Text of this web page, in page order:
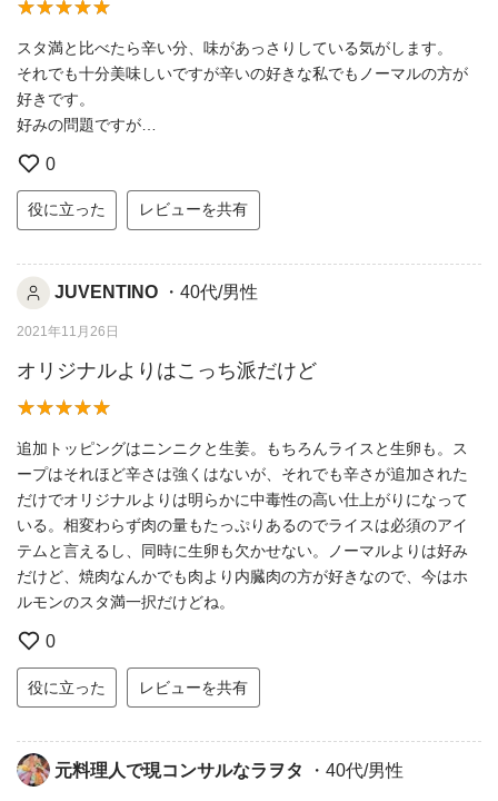
スタ満と比べたら辛い分、味があっさりしている気がします。
それでも十分美味しいですが辛いの好きな私でもノーマルの方が
好きです。
好みの問題ですが…
0
役に立った レビューを共有
JUVENTINO ・40代/男性
2021年11月26日
オリジナルよりはこっち派だけど
追加トッピングはニンニクと生姜。もちろんライスと生卵も。ス
ープはそれほど辛さは強くはないが、それでも辛さが追加された
だけでオリジナルよりは明らかに中毒性の高い仕上がりになって
いる。相変わらず肉の量もたっぷりあるのでライスは必須のアイ
テムと言えるし、同時に生卵も欠かせない。ノーマルよりは好み
だけど、焼肉なんかでも肉より内臓肉の方が好きなので、今はホ
ルモンのスタ満一択だけどね。
0
役に立った レビューを共有
元料理人で現コンサルなラヲタ ・40代/男性